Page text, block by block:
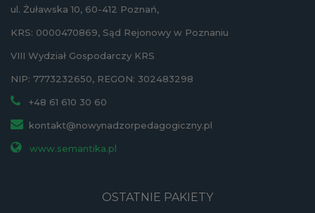
ul. Żuławska 10, 60-412 Poznań,
KRS: 0000470869, Sąd Rejonowy w Poznaniu
VIII Wydział Gospodarczy KRS
NIP: 7773232650, REGON: 302483298
+48 61 610 30 60
kontakt@nowynadzorpedagogiczny.pl
www.semantika.pl
OSTATNIE PAKIETY